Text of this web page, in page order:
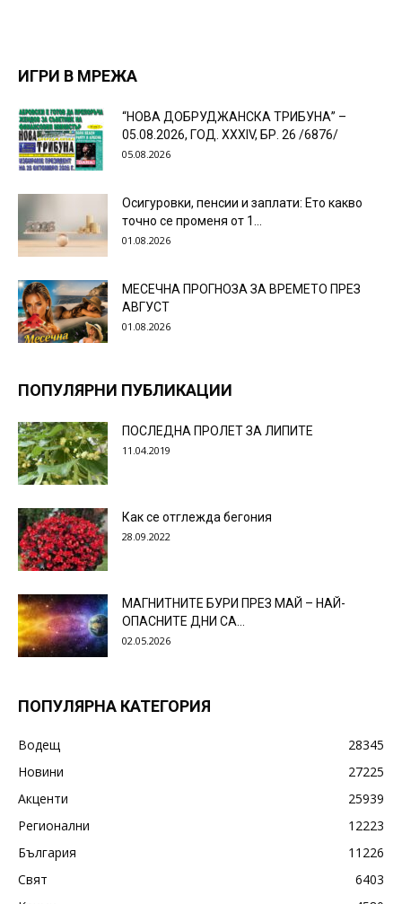
ИГРИ В МРЕЖА
“НОВА ДОБРУДЖАНСКА ТРИБУНА” –
05.08.2026, ГОД. XXХIV, БР. 26 /6876/
05.08.2026
Осигуровки, пенсии и заплати: Ето какво
точно се променя от 1...
01.08.2026
МЕСЕЧНА ПРОГНОЗА ЗА ВРЕМЕТО ПРЕЗ
АВГУСТ
01.08.2026
ПОПУЛЯРНИ ПУБЛИКАЦИИ
ПОСЛЕДНА ПРОЛЕТ ЗА ЛИПИТЕ
11.04.2019
Как се отглежда бегония
28.09.2022
МАГНИТНИТЕ БУРИ ПРЕЗ МАЙ – НАЙ-
ОПАСНИТЕ ДНИ СА…
02.05.2026
ПОПУЛЯРНА КАТЕГОРИЯ
Водещ
28345
Новини
27225
Акценти
25939
Регионални
12223
България
11226
Свят
6403